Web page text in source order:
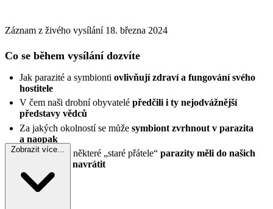
Záznam z živého vysílání 18. března 2024
Co se během vysílání dozvíte
Jak parazité a symbionti ovlivňují zdraví a fungování svého
hostitele
V čem naši drobní obyvatelé předčili i ty nejodvážnější
představy vědců
Za jakých okolností se může symbiont zvrhnout v parazita
a naopak
Proč bychom některé „staré přátele“ parazity měli do našich
životů (a těl) navrátit
Kdo je host?
Zobrazit více...